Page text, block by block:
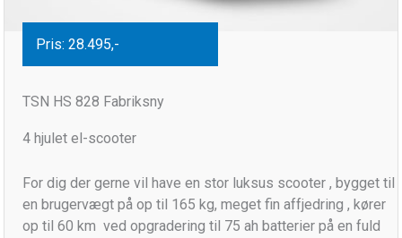
Pris: 28.495,-
TSN HS 828 Fabriksny
4 hjulet el-scooter
For dig der gerne vil have en stor luksus scooter , bygget til
en brugervægt på op til 165 kg, meget fin affjedring , kører
op til 60 km ved opgradering til 75 ah batterier på en fuld